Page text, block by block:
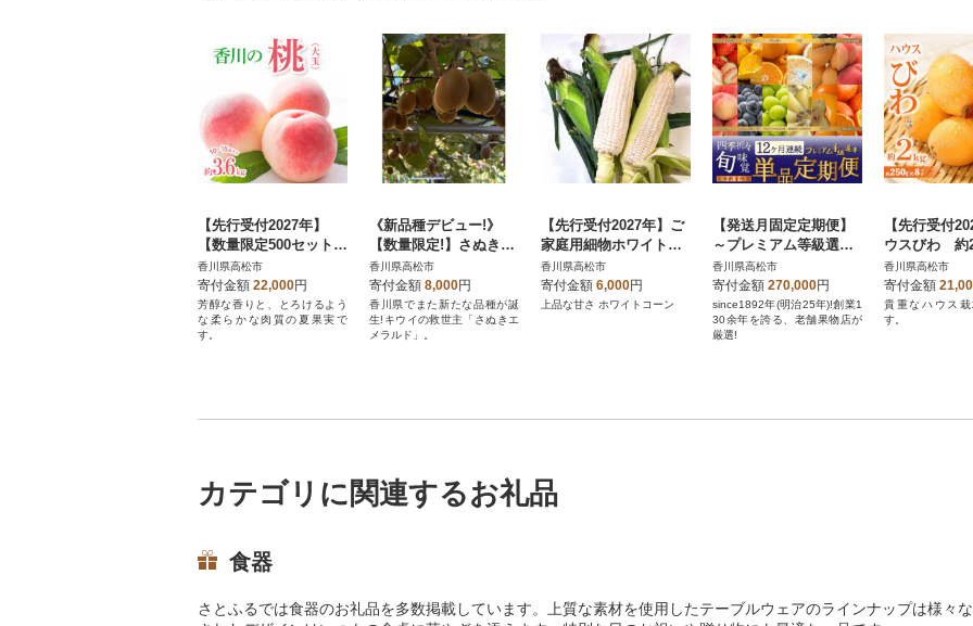
【先行受付2027年】
【数量限定500セット・
6月～7月発送】香川の
桃(大玉) 約3.6kg
香川県高松市
寄付金額 22,000円
芳醇な香りと、とろけるよう
な柔らかな肉質の夏果実で
す。
《新品種デビュー!》
【数量限定!】さぬきエ
メラルド 約1kg
香川県高松市
寄付金額 8,000円
香川県でまた新たな品種が誕
生!キウイの救世主「さぬきエ
メラルド」。
【先行受付2027年】ご
家庭用細物ホワイトコ
ーン 約3.5kg
香川県高松市
寄付金額 6,000円
上品な甘さ ホワイトコーン
【発送月固定定期便】
～プレミアム等級選果
～四季折々旬味覚!12ヶ
月連続単品定期便♪全12
回
香川県高松市
寄付金額 270,000円
since1892年(明治25年)!創業1
30余年を誇る、老舗果物店が
厳選!
【先行受付
ウスびわ 約
香川県高松市
寄付金額
貴重なハウス
す。
カテゴリに関連するお礼品
食器
さとふるでは食器のお礼品を多数掲載しています。上質な素材を使用したテーブルウェアのラインナップは様々